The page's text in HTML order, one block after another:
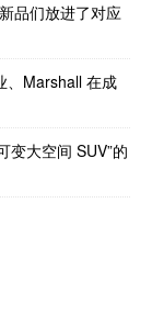
品们放进了对应
、Marshall 在成
变大空间 SUV”的